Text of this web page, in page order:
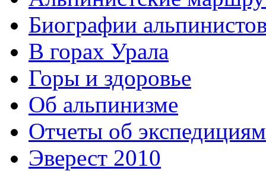
Биографии
В горах Урала
Горы и здоровье
Об альпинизме
Отчеты об экспедициям
Эверест 2010